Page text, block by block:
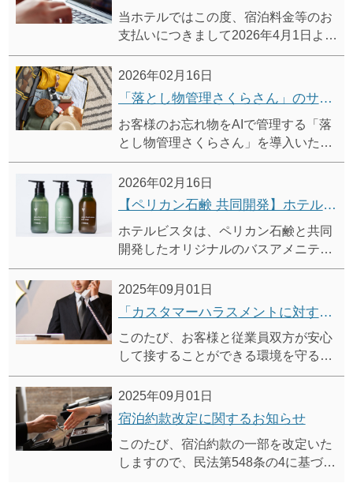
当ホテルではこの度、宿泊料金等のお
支払いにつきまして2026年4月1日より
順次キャッシュレス化を進め、原則と
して現金の取り扱いを終了して参りま
す。
ご理解とご協力を、何卒宜しくお願い
いたします。
2026年02月16日
「落とし物管理さくらさん」のサービス開始について
お客様のお忘れ物をAIで管理する「落
とし物管理さくらさん」を導入いたし
ました。
24時間365日いつでも、ホテルに保管
されている遺失物の中から、お客様の
お忘れ物の所在をお問い合わせいただ
けます。
2026年02月16日
【ペリカン石鹸 共同開発】ホテルビスタ オリジナル バスアメニティ
ホテルビスタは、ペリカン石鹸と共同
開発したオリジナルのバスアメニティ
を導入しました。
心地よい泡立ちと香りの移ろいをお愉
しみいただけます。
2025年09月01日
「カスタマーハラスメントに対する基本方針」および「利用規則」策定に関するお知らせ
このたび、お客様と従業員双方が安心
して接することができる環境を守るた
め、「カスタマーハラスメントに対す
る基本方針」および「利用規則」を策
定いたしました。
2025年09月01日
宿泊約款改定に関するお知らせ
このたび、宿泊約款の一部を改定いた
しますので、民法第548条の4に基づ